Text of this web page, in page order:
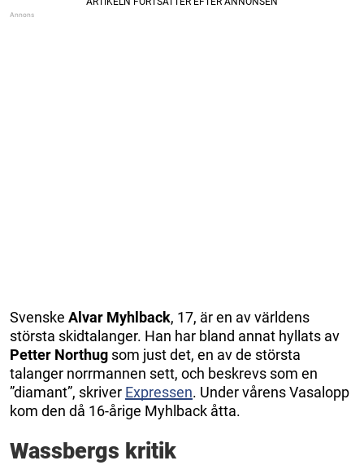
Svenske Alvar Myhlback, 17, är en av världens
största skidtalanger. Han har bland annat hyllats av
Petter Northug som just det, en av de största
talanger norrmannen sett, och beskrevs som en
”diamant”, skriver Expressen. Under vårens Vasalopp
kom den då 16-årige Myhlback åtta.
Wassbergs kritik